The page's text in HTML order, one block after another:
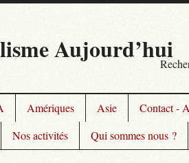
Aujourd’hui
Amériques Asie
Contact -
Nos activités Qui sommes nous ?